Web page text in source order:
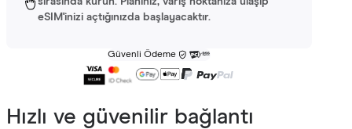
eSIM'inizi açtığınızda başlayacaktır.
Güvenli Ödeme
Hızlı ve güvenilir bağlantı